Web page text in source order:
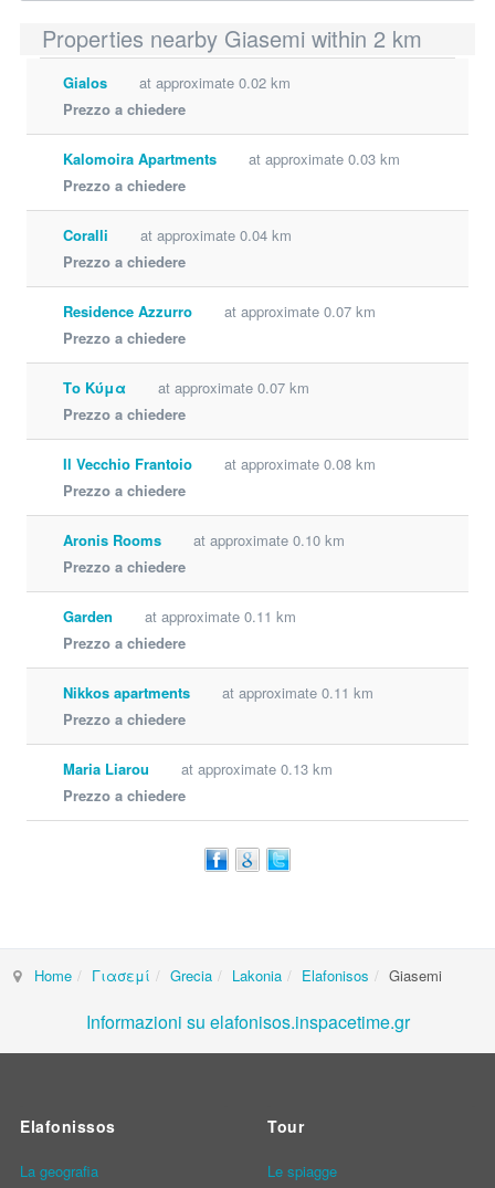
Properties nearby Giasemi within 2 km
Gialos
at approximate 0.02 km
Prezzo a chiedere
Kalomoira Apartments
at approximate 0.03 km
Prezzo a chiedere
Coralli
at approximate 0.04 km
Prezzo a chiedere
Residence Azzurro
at approximate 0.07 km
Prezzo a chiedere
Το Κύμα
at approximate 0.07 km
Prezzo a chiedere
Il Vecchio Frantoio
at approximate 0.08 km
Prezzo a chiedere
Aronis Rooms
at approximate 0.10 km
Prezzo a chiedere
Garden
at approximate 0.11 km
Prezzo a chiedere
Nikkos apartments
at approximate 0.11 km
Prezzo a chiedere
Maria Liarou
at approximate 0.13 km
Prezzo a chiedere
Home Γιασεμί Grecia Lakonia Elafonisos Giasemi
Informazioni su elafonisos.inspacetime.gr
Elafonissos
La geografia
Tour
Le spiagge